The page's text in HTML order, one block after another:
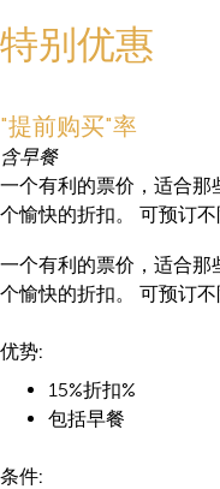
特别优惠
"提前购买"率
含早餐
一个有利的票价，适合那
个愉快的折扣。 可预订
一个有利的票价，适合那
个愉快的折扣。 可预订
优势:
15%折扣%
包括早餐
条件: